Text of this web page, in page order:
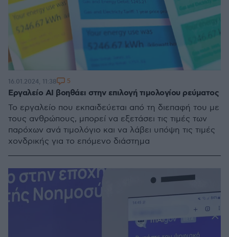
Εργαλείο ΑΙ βοηθάει στην επιλογή τιμολογίου ρεύματος
Το εργαλείο που εκπαιδεύεται από τη διεπαφή του με
τους ανθρώπους, μπορεί να εξετάσει τις τιμές των
παρόχων ανά τιμολόγιο και να λάβει υπόψη τις τιμές
χονδρικής για το επόμενο διάστημα
16.01.2024, 11:38 5